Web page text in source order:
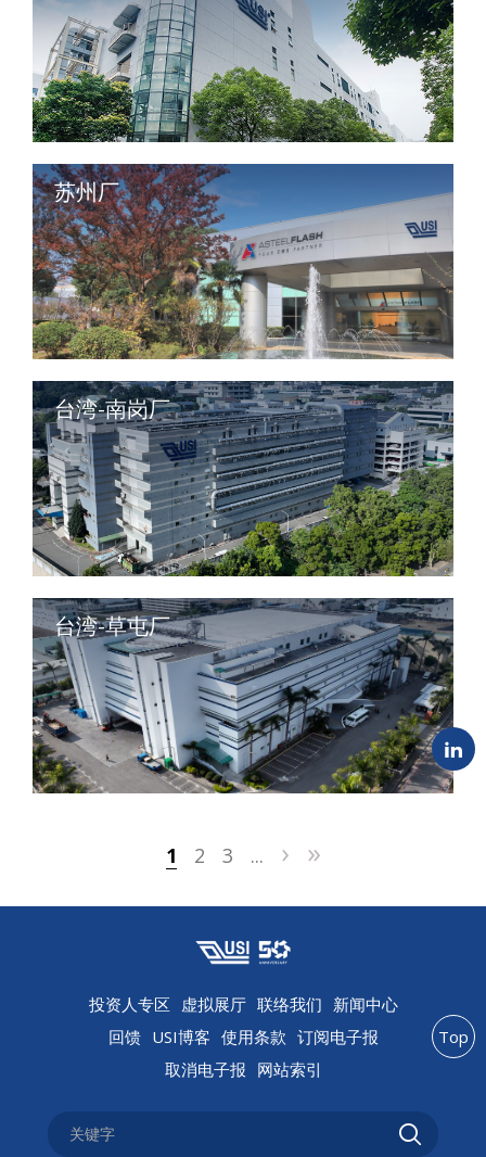
苏州厂
台湾-南岗厂
台湾-草屯厂
1 2 3 ... › »
投资人专区 虚拟展厅 联络我们 新闻中心
回馈 USI博客 使用条款 订阅电子报
取消电子报 网站索引
Top